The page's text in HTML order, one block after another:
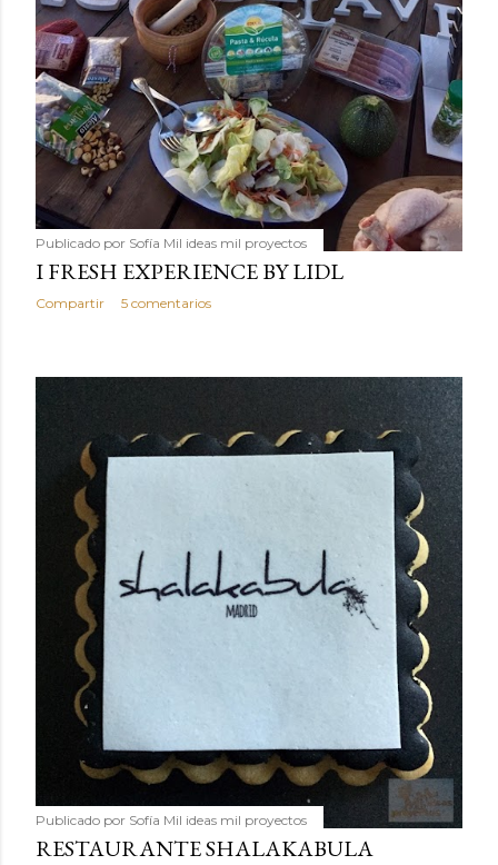
Publicado por Sofía Mil ideas mil proyectos
I FRESH EXPERIENCE BY LIDL
Compartir 5 comentarios
Publicado por Sofía Mil ideas mil proyectos
RESTAURANTE SHALAKABULA